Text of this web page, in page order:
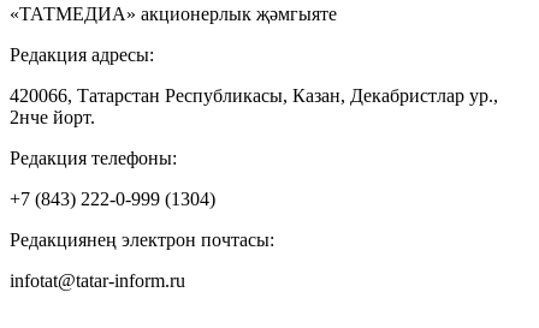
«ТАТМЕДИА» акционерлык җәмгыяте
Редакция адресы:
420066, Татарстан Республикасы, Казан, Декабристлар ур.,
2нче йорт.
Редакция телефоны:
+7 (843) 222-0-999 (1304)
Редакциянең электрон почтасы:
infotat@tatar-inform.ru